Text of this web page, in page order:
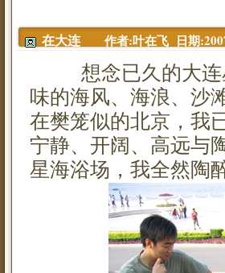
在大连 作者:叶在飞 日期
想念已久的大连
味的海风、海浪、沙
在樊笼似的北京，我
宁静、开阔、高远与
星海浴场，我全然陶醉